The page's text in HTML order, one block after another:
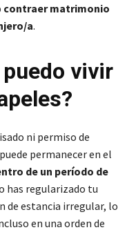
contraer matrimonio
a.
vivir
ni permiso de
permanecer en el
de un período de
has regularizado tu
de estancia irregular, lo
en una orden de